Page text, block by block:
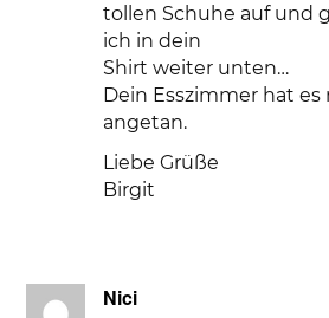
tollen Schuhe auf und
ich in dein
Shirt weiter unten…
Dein Esszimmer hat es
angetan.
Liebe Grüße
Birgit
Nici